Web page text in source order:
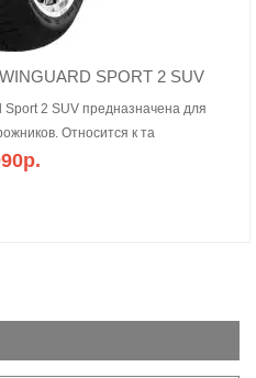
SPORT 2 SUV
2 SUV предназначена для
Относится к та